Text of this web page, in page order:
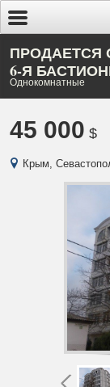
ПРОДАЕТСЯ
6-Я
Однокомнатные
45 000 $
Крым,